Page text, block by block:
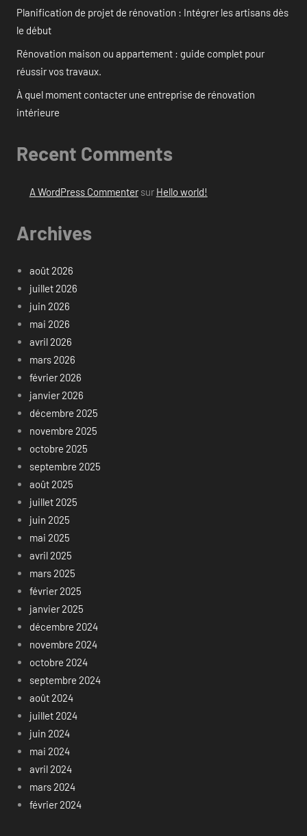
Planification de projet de rénovation : Intégrer les artisans dès
le début
Rénovation maison ou appartement : guide complet pour
réussir vos travaux.
À quel moment contacter une entreprise de rénovation
intérieure
Recent Comments
A WordPress Commentersur Hello world!
Archives
août 2026
juillet 2026
juin 2026
mai 2026
avril 2026
mars 2026
février 2026
janvier 2026
décembre 2025
novembre 2025
octobre 2025
septembre 2025
août 2025
juillet 2025
juin 2025
mai 2025
avril 2025
mars 2025
février 2025
janvier 2025
décembre 2024
novembre 2024
octobre 2024
septembre 2024
août 2024
juillet 2024
juin 2024
mai 2024
avril 2024
mars 2024
février 2024